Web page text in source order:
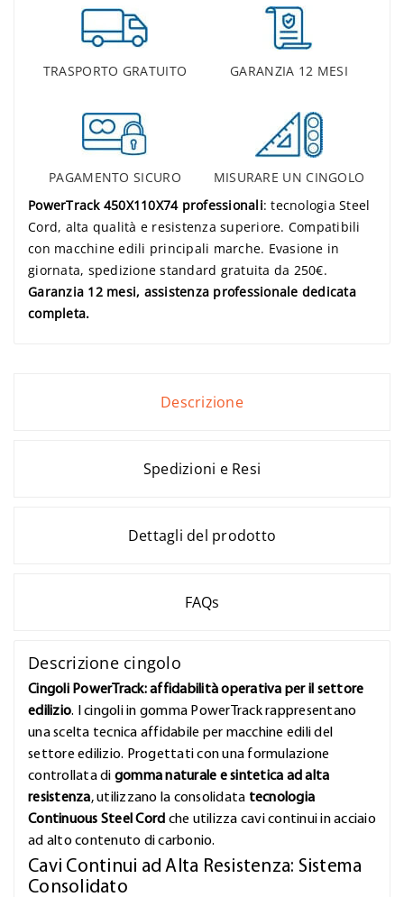
TRASPORTO GRATUITO GARANZIA 12 MESI
PAGAMENTO SICURO
MISURARE UN CINGOLO
PowerTrack 450X110X74 professionali: tecnologia Steel
Cord, alta qualità e resistenza superiore. Compatibili
con macchine edili principali marche. Evasione in
giornata, spedizione standard gratuita da 250€.
Garanzia 12 mesi, assistenza professionale dedicata
completa.
Descrizione
Spedizioni e Resi
Dettagli del prodotto
FAQs
Descrizione cingolo
Cingoli PowerTrack: affidabilità operativa per il settore
edilizio. I cingoli in gomma PowerTrack rappresentano
una scelta tecnica affidabile per macchine edili del
settore edilizio. Progettati con una formulazione
controllata di gomma naturale e sintetica ad alta
resistenza, utilizzano la consolidata tecnologia
Continuous Steel Cord che utilizza cavi continui in acciaio
ad alto contenuto di carbonio.
Cavi Continui ad Alta Resistenza: Sistema
Consolidato